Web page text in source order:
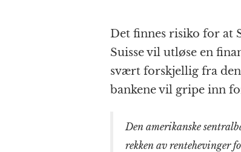
Det finnes risiko for at
Suisse vil utløse en
svært forskjellig fra
bankene vil gripe inn
Den amerikanske
rekken av rente­hevinger